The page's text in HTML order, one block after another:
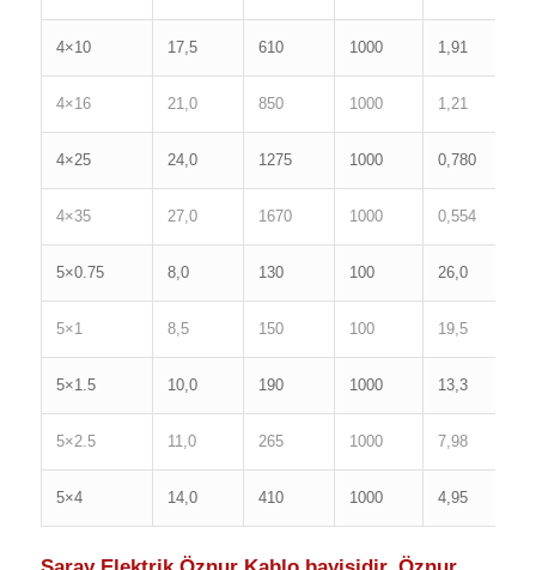
4×10 17,5 610 1000 1,91
4×16 21,0 850 1000 1,21
4×25 24,0 1275 1000 0,780
4×35 27,0 1670 1000 0,554
5×0.75 8,0 130 100 26,0
5×1 8,5 150 100 19,5
5×1.5 10,0 190 1000 13,3
5×2.5 11,0 265 1000 7,98
5×4 14,0 410 1000 4,95